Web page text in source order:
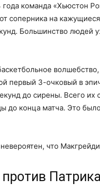
команда «Хьюстон
соперника на
Большинство
первый 3-очковый в
до сирены. Всего
до конца матча. Это
что